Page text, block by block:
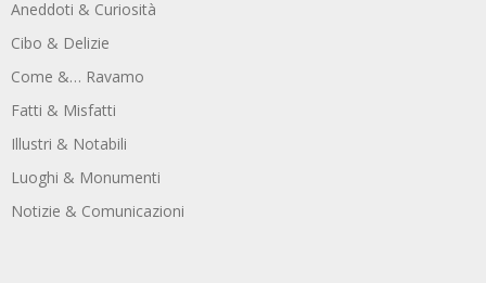
Aneddoti & Curiosità
Cibo & Delizie
Come &… Ravamo
Fatti & Misfatti
Illustri & Notabili
Luoghi & Monumenti
Notizie & Comunicazioni